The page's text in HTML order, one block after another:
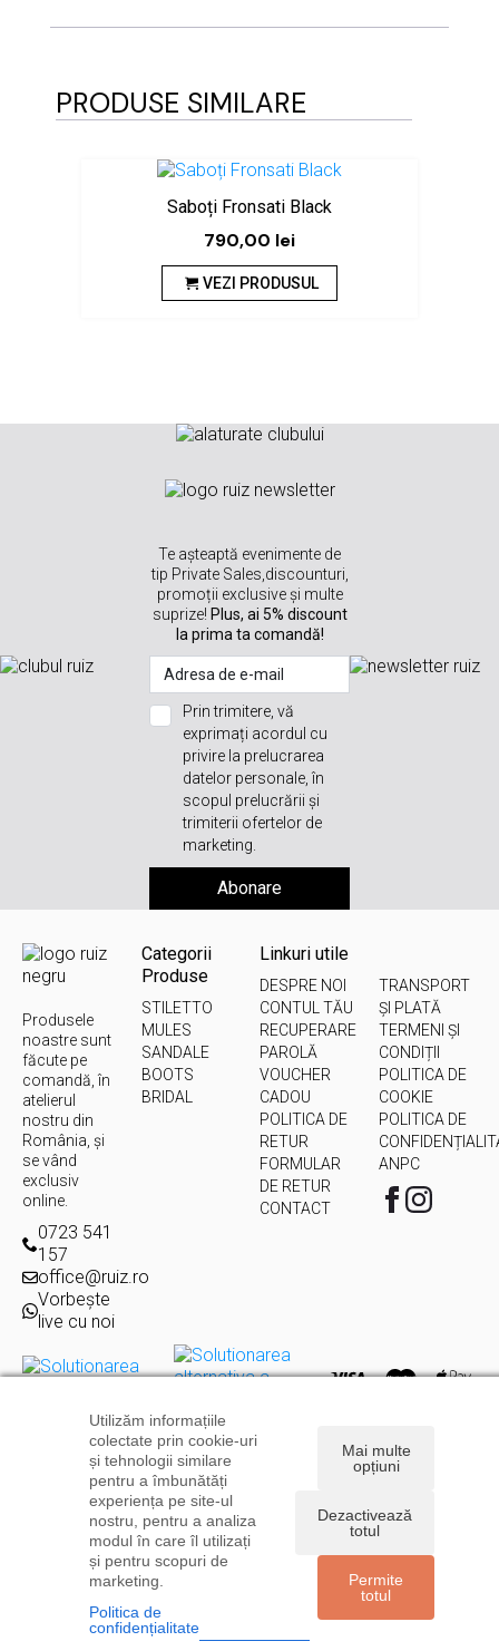
PRODUSE SIMILARE
Saboți Fronsati Black
790,00 lei
VEZI PRODUSUL
Te așteaptă evenimente de
tip Private Sales,discounturi,
promoții exclusive și multe
suprize! Plus, ai 5% discount
la prima ta comandă!
Prin trimitere, vă
exprimați acordul cu
privire la prelucrarea
datelor personale, în
scopul prelucrării și
trimiterii ofertelor de
marketing.
Abonare
Produsele
noastre sunt
făcute pe
comandă, în
atelierul
nostru din
România, și
se vând
exclusiv
online.
0723 541
157
office@ruiz.ro
Vorbește
live cu noi
Categorii
Produse
STILETTO
MULES
SANDALE
BOOTS
BRIDAL
Linkuri utile
DESPRE NOI
CONTUL TĂU
RECUPERARE
PAROLĂ
VOUCHER
CADOU
POLITICA DE
RETUR
FORMULAR
DE RETUR
CONTACT
TRANSPORT
ȘI PLATĂ
TERMENI ȘI
CONDIȚII
POLITICA DE
COOKIE
POLITICA DE
ANPC
Copyright © 2026 Ruiz.ro| Toate drepturile rezervate | Powered
Utilizăm informațiile
colectate prin cookie-uri
și tehnologii similare
pentru a îmbunătăți
experiența pe site-ul
nostru, pentru a analiza
modul în care îl utilizați
și pentru scopuri de
marketing.
Politica de
confidențialitate
Mai multe
opțiuni
Dezactivează
totul
Permite
totul